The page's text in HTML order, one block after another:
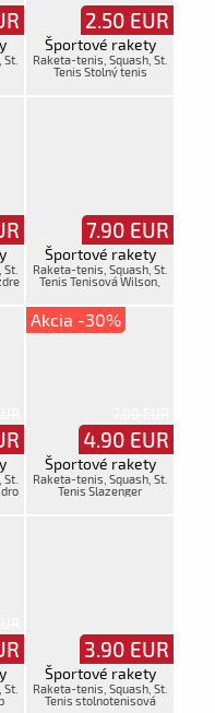
2.50 EUR
Športové rakety
Raketa-tenis, Squash, St.
Tenis Stolný tenis
7.90 EUR
Športové rakety
Raketa-tenis, Squash, St.
Tenis Tenisová Wilson,
Akcia -30%
4.90 EUR
Športové rakety
Raketa-tenis, Squash, St.
Tenis Slazenger
3.90 EUR
Športové rakety
Raketa-tenis, Squash, St.
Tenis stolnotenisová